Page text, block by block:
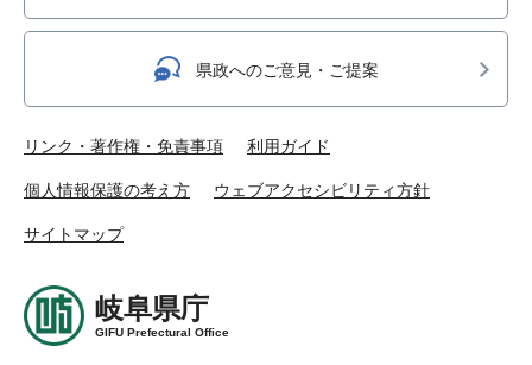
県政へのご意見・ご提案
リンク・著作権・免責事項 利用ガイド
個人情報保護の考え方 ウェブアクセシビリティ方針
サイトマップ
岐阜県庁
GIFU Prefectural Office